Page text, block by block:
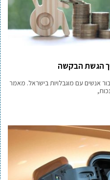
הגשת הבקשה
אנשים עם מוגבלויות בישראל. מאמר